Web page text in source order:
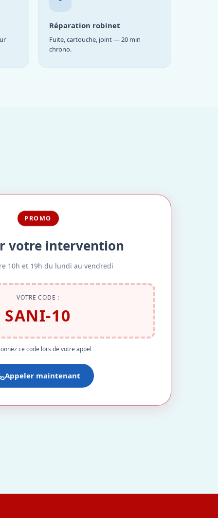
Réparation robinet
Fuite, cartouche, joint — 20 min
chrono.
PROMO
votre intervention
10h et 19h du lundi au vendredi
VOTRE CODE :
SANI-10
ce code lors de votre appel
Appeler maintenant